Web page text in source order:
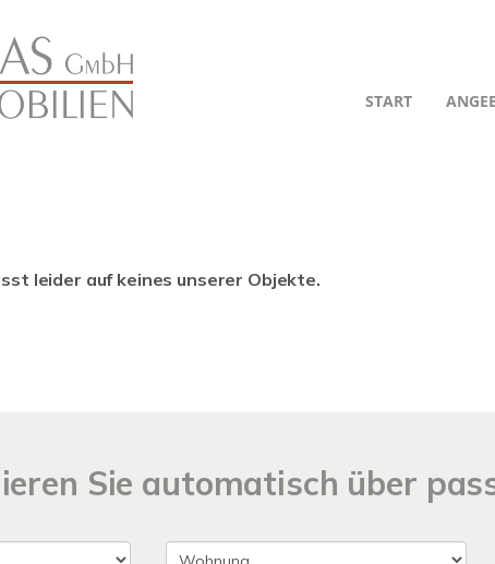
START
leider auf keines unserer Objekte.
Sie automatisch über